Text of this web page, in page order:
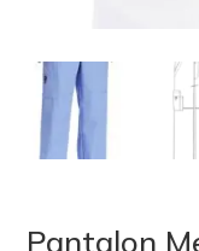
Pantalon